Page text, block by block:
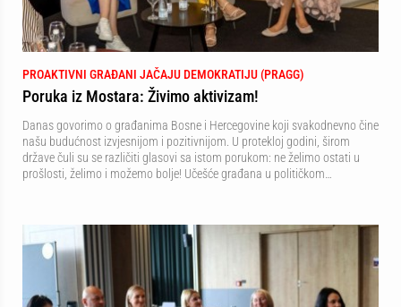
PROAKTIVNI GRAĐANI JAČAJU DEMOKRATIJU (PRAGG)
Poruka iz Mostara: Živimo aktivizam!
Danas govorimo o građanima Bosne i Hercegovine koji svakodnevno čine
našu budućnost izvjesnijom i pozitivnijom. U protekloj godini, širom
države čuli su se različiti glasovi sa istom porukom: ne želimo ostati u
prošlosti, želimo i možemo bolje! Učešće građana u političkom…